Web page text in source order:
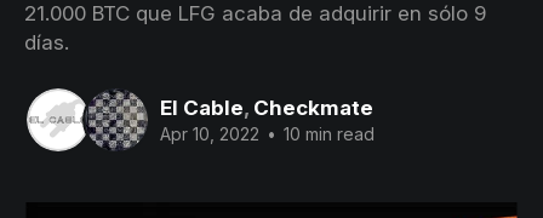
21.000 BTC que LFG acaba de adquirir en sólo 9
días.
El Cable, Checkmate
Apr 10, 2022 • 10 min read